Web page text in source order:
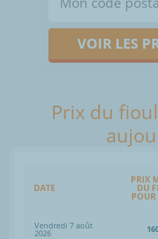
VOIR LES
Prix du
DATE
PRIX
DU
Vendredi 7 août
2026